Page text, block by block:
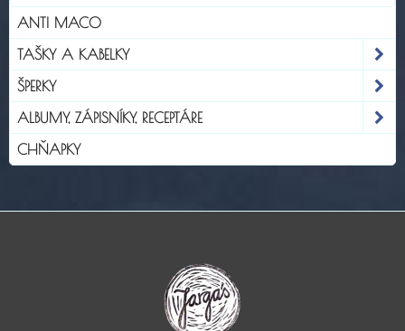
ANTI MACO
TAŠKY A KABELKY
ŠPERKY
ALBUMY, ZÁPISNÍKY, RECEPTÁRE
CHŇAPKY